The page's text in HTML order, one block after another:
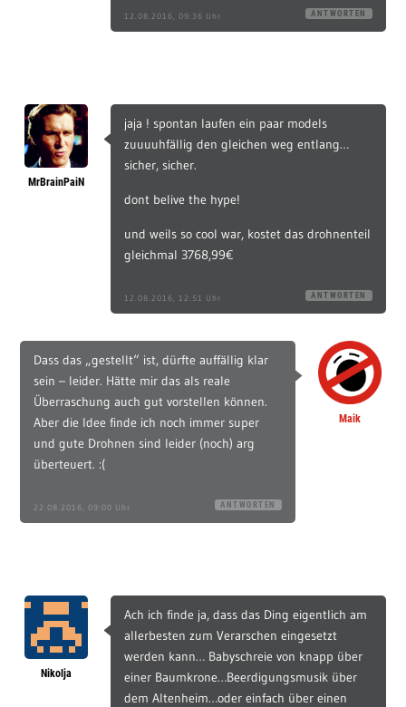
12.08.2016, 09:36 Uhr ANTWORTEN
MrBrainPaiN
jaja ! spontan laufen ein paar models
zuuuuhfällig den gleichen weg entlang…
sicher, sicher.
dont belive the hype!
und weils so cool war, kostet das drohnenteil
gleichmal 3768,99€
12.08.2016, 12:51 Uhr ANTWORTEN
Maik
Dass das „gestellt“ ist, dürfte auffällig klar
sein – leider. Hätte mir das als reale
Überraschung auch gut vorstellen können.
Aber die Idee finde ich noch immer super
und gute Drohnen sind leider (noch) arg
überteuert. :(
22.08.2016, 09:00 Uhr ANTWORTEN
Nikolja
Ach ich finde ja, dass das Ding eigentlich am
allerbesten zum Verarschen eingesetzt
werden kann… Babyschreie von knapp über
einer Baumkrone…Beerdigungsmusik über
dem Altenheim…oder einfach über einen